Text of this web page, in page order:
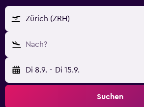
Zürich (ZRH)
Nach?
Di 8.9. - Di 15.9.
Suchen